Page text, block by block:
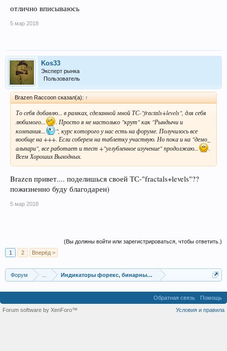
отлично вписываюсь
5 мар 2018
Kos33
Эксперт рынка
Пользователь
Brazen Raccoon сказал(а): ↑
То себя добавлю... в рамках, сделанной мной ТС-"fractals+levels", для себя
любимого...
. Просто я не настолько "крут" как "Рындычи и
компания...
", курс которого у нас есть на форуме. Получилось все
вообще на +++. Если соберем на таблетку участвую. Но пока и на "демо_
альпари", все работает и тест +"углубленное изучение" продолжаю...
.
Всем Хороших Выходных.
Brazen привет.... поделишься своей ТС-"fractals+levels"??
пожизненно буду благодарен)
5 мар 2018
(Вы должны войти или зарегистрироваться, чтобы ответить.)
1
2 Вперёд >
Форум Индикаторы форекс, бинарных опционов, ММВБ
Обратная связь
Помощь
Условия и правила
Forum software by XenForo™